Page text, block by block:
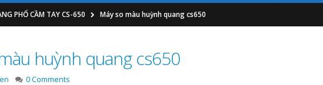
PHỔ CẦM TAY CS-650 Máy so màu huỳnh quang cs650
huỳnh quang cs650
0 Comments